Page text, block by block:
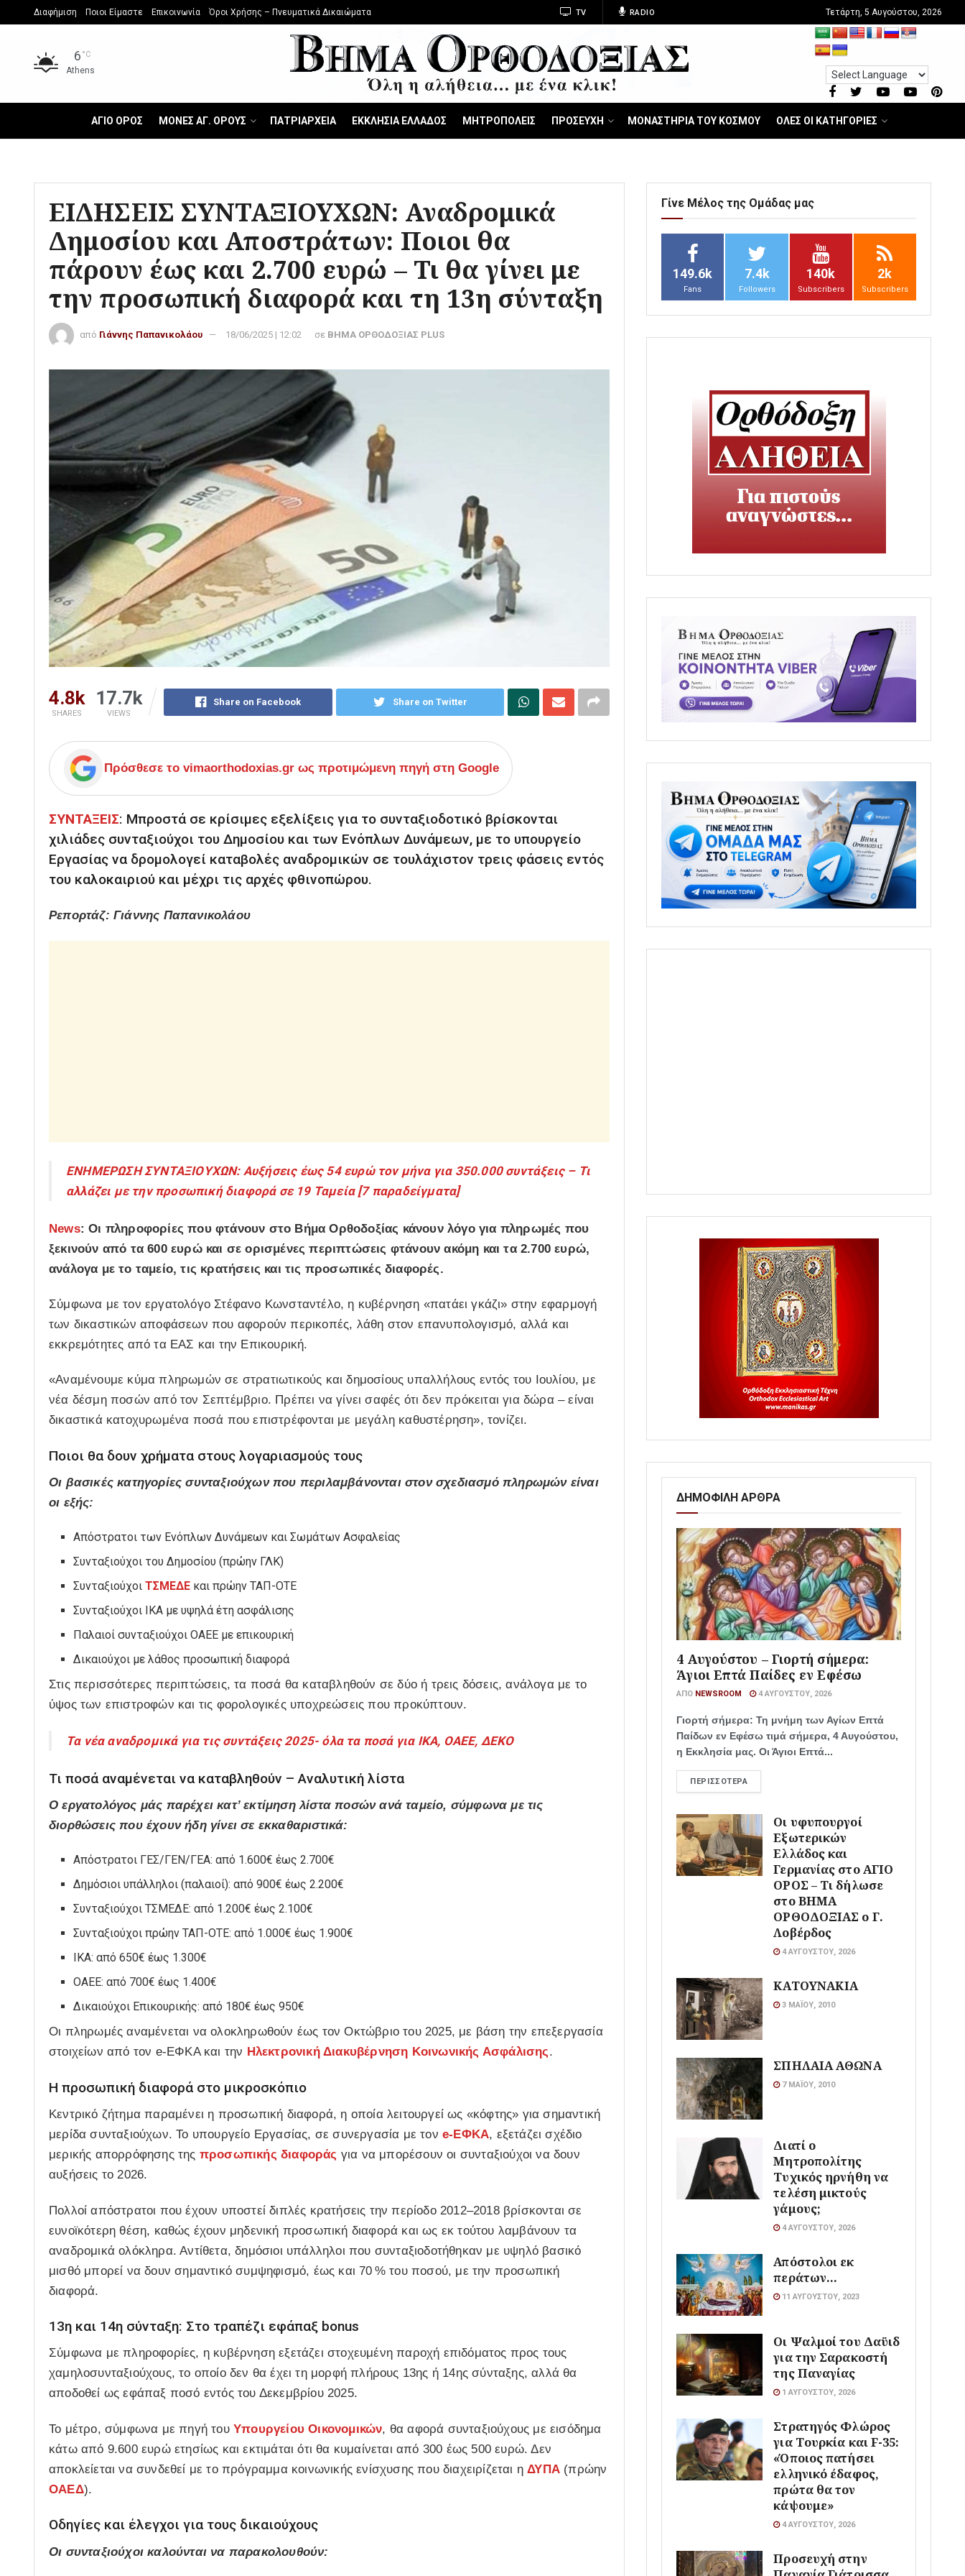
Διαφήμιση Ποιοι Είμαστε Επικοινωνία Όροι Χρήσης – Πνευματικά Δικαιώματα TV RADIO Τετάρτη, 5 Αυγούστου, 2026
6 °C
Athens
ΑΓΙΟ ΟΡΟΣ ΜΟΝΕΣ ΑΓ. ΟΡΟΥΣ ΠΑΤΡΙΑΡΧΕΙΑ ΕΚΚΛΗΣΙΑ ΕΛΛΑΔΟΣ ΜΗΤΡΟΠΟΛΕΙΣ ΠΡΟΣΕΥΧΗ ΜΟΝΑΣΤΗΡΙΑ ΤΟΥ ΚΟΣΜΟΥ ΟΛΕΣ ΟΙ ΚΑΤΗΓΟΡΙΕΣ
ΕΙΔΗΣΕΙΣ ΣΥΝΤΑΞΙΟΥΧΩΝ: Αναδρομικά
Δημοσίου και Αποστράτων: Ποιοι θα
πάρουν έως και 2.700 ευρώ – Τι θα γίνει με
την προσωπική διαφορά και τη 13η σύνταξη
από Γιάννης Παπανικολάου 18/06/2025 | 12:02 σε ΒΗΜΑ ΟΡΘΟΔΟΞΙΑΣ PLUS
4.8k
SHARES
17.7k
VIEWS
Share on Facebook Share on Twitter
Πρόσθεσε το vimaorthodoxias.gr ως προτιμώμενη πηγή στη Google
ΣΥΝΤΑΞΕΙΣ: Μπροστά σε κρίσιμες εξελίξεις για το συνταξιοδοτικό βρίσκονται
χιλιάδες συνταξιούχοι του Δημοσίου και των Ενόπλων Δυνάμεων, με το υπουργείο
Εργασίας να δρομολογεί καταβολές αναδρομικών σε τουλάχιστον τρεις φάσεις εντός
του καλοκαιριού και μέχρι τις αρχές φθινοπώρου.
Ρεπορτάζ: Γιάννης Παπανικολάου
ΕΝΗΜΕΡΩΣΗ ΣΥΝΤΑΞΙΟΥΧΩΝ: Αυξήσεις έως 54 ευρώ τον μήνα για 350.000 συντάξεις – Τι
αλλάζει με την προσωπική διαφορά σε 19 Ταμεία [7 παραδείγματα]
News: Οι πληροφορίες που φτάνουν στο Βήμα Ορθοδοξίας κάνουν λόγο για πληρωμές που
ξεκινούν από τα 600 ευρώ και σε ορισμένες περιπτώσεις φτάνουν ακόμη και τα 2.700 ευρώ,
ανάλογα με το ταμείο, τις κρατήσεις και τις προσωπικές διαφορές.
Σύμφωνα με τον εργατολόγο Στέφανο Κωνσταντέλο, η κυβέρνηση «πατάει γκάζι» στην εφαρμογή
των δικαστικών αποφάσεων που αφορούν περικοπές, λάθη στον επανυπολογισμό, αλλά και
εκκρεμότητες από τα ΕΑΣ και την Επικουρική.
«Αναμένουμε κύμα πληρωμών σε στρατιωτικούς και δημοσίους υπαλλήλους εντός του Ιουλίου, με
νέα δέσμη ποσών από τον Σεπτέμβριο. Πρέπει να γίνει σαφές ότι δεν πρόκειται για δώρα – είναι
δικαστικά κατοχυρωμένα ποσά που επιστρέφονται με μεγάλη καθυστέρηση», τονίζει.
Ποιοι θα δουν χρήματα στους λογαριασμούς τους
Οι βασικές κατηγορίες συνταξιούχων που περιλαμβάνονται στον σχεδιασμό πληρωμών είναι
οι εξής:
Απόστρατοι των Ενόπλων Δυνάμεων και Σωμάτων Ασφαλείας
Συνταξιούχοι του Δημοσίου (πρώην ΓΛΚ)
ΣυνταξιούχοιΤΣΜΕΔΕ και πρώην ΤΑΠ-ΟΤΕ
Συνταξιούχοι ΙΚΑ με υψηλά έτη ασφάλισης
Παλαιοί συνταξιούχοι ΟΑΕΕ με επικουρική
Δικαιούχοι με λάθος προσωπική διαφορά
Στις περισσότερες περιπτώσεις, τα ποσά θα καταβληθούν σε δύο ή τρεις δόσεις, ανάλογα με το
ύψος των επιστροφών και τις φορολογικές υποχρεώσεις που προκύπτουν.
Τα νέα αναδρομικά για τις συντάξεις 2025- όλα τα ποσά για ΙΚΑ, ΟΑΕΕ, ΔΕΚΟ
Τι ποσά αναμένεται να καταβληθούν – Αναλυτική λίστα
Ο εργατολόγος μάς παρέχει κατ’ εκτίμηση λίστα ποσών ανά ταμείο, σύμφωνα με τις
διορθώσεις που έχουν ήδη γίνει σε εκκαθαριστικά:
Απόστρατοι ΓΕΣ/ΓΕΝ/ΓΕΑ: από 1.600€ έως 2.700€
Δημόσιοι υπάλληλοι (παλαιοί): από 900€ έως 2.200€
Συνταξιούχοι ΤΣΜΕΔΕ: από 1.200€ έως 2.100€
Συνταξιούχοι πρώην ΤΑΠ-ΟΤΕ: από 1.000€ έως 1.900€
ΙΚΑ: από 650€ έως 1.300€
ΟΑΕΕ: από 700€ έως 1.400€
Δικαιούχοι Επικουρικής: από 180€ έως 950€
Οι πληρωμές αναμένεται να ολοκληρωθούν έως τον Οκτώβριο του 2025, με βάση την επεξεργασία
στοιχείων από τον e-ΕΦΚΑ και την Ηλεκτρονική Διακυβέρνηση Κοινωνικής Ασφάλισης.
Η προσωπική διαφορά στο μικροσκόπιο
Κεντρικό ζήτημα παραμένει η προσωπική διαφορά, η οποία λειτουργεί ως «κόφτης» για σημαντική
μερίδα συνταξιούχων. Το υπουργείο Εργασίας, σε συνεργασία με τονe-ΕΦΚΑ, εξετάζει σχέδιο
μερικής απορρόφησης της προσωπικής διαφοράς για να μπορέσουν οι συνταξιούχοι να δουν
αυξήσεις το 2026.
Πολλοί απόστρατοι που έχουν υποστεί διπλές κρατήσεις την περίοδο 2012–2018 βρίσκονται σε
ευνοϊκότερη θέση, καθώς έχουν μηδενική προσωπική διαφορά και ως εκ τούτου λαμβάνουν τα
αναδρομικά ολόκληρα. Αντίθετα, δημόσιοι υπάλληλοι που συνταξιοδοτήθηκαν με υψηλό βασικό
μισθό μπορεί να δουν σημαντικό συμψηφισμό, έως και 70 % του ποσού, με την προσωπική
διαφορά.
13η και 14η σύνταξη: Στο τραπέζι εφάπαξ bonus
Σύμφωνα με πληροφορίες, η κυβέρνηση εξετάζει στοχευμένη παροχή επιδόματος προς τους
χαμηλοσυνταξιούχους, το οποίο δεν θα έχει τη μορφή πλήρους 13ης ή 14ης σύνταξης, αλλά θα
αποδοθεί ως εφάπαξ ποσό εντός του Δεκεμβρίου 2025.
Το μέτρο, σύμφωνα με πηγή του Υπουργείου Οικονομικών, θα αφορά συνταξιούχους με εισόδημα
κάτω από 9.600 ευρώ ετησίως και εκτιμάται ότι θα κυμαίνεται από 300 έως 500 ευρώ. Δεν
αποκλείεται να συνδεθεί με το πρόγραμμα κοινωνικής ενίσχυσης που διαχειρίζεται ηΔΥΠΑ (πρώην
ΟΑΕΔ).
Οδηγίες και έλεγχοι για τους δικαιούχους
Οι συνταξιούχοι καλούνται να παρακολουθούν:
Γίνε Μέλος της Ομάδας μας
149.6k
Fans
7.4k
Followers
140k
Subscribers
2k
Subscribers
ΔΗΜΟΦΙΛΗ ΑΡΘΡΑ
4 Αυγούστου – Γιορτή σήμερα:
Άγιοι Επτά Παίδες εν Εφέσω
ΑΠΌ NEWSROOM 4 ΑΥΓΟΎΣΤΟΥ, 2026
Γιορτή σήμερα: Τη μνήμη των Αγίων Επτά
Παίδων εν Εφέσω τιμά σήμερα, 4 Αυγούστου,
η Εκκλησία μας. Οι Άγιοι Επτά...
ΠΕΡΙΣΣΌΤΕΡΑ
Οι υφυπουργοί
Εξωτερικών
Ελλάδος και
Γερμανίας στο ΑΓΙΟ
ΟΡΟΣ – Τι δήλωσε
στο ΒΗΜΑ
ΟΡΘΟΔΟΞΙΑΣ ο Γ.
Λοβέρδος
4 ΑΥΓΟΎΣΤΟΥ, 2026
ΚΑΤΟΥΝΑΚΙΑ
3 ΜΑΪ́ΟΥ, 2010
ΣΠΗΛΑΙΑ ΑΘΩΝΑ
7 ΜΑΪ́ΟΥ, 2010
Διατί ο
Μητροπολίτης
Τυχικός ηρνήθη να
τελέση μικτούς
γάμους;
4 ΑΥΓΟΎΣΤΟΥ, 2026
Απόστολοι εκ
περάτων…
11 ΑΥΓΟΎΣΤΟΥ, 2023
Οι Ψαλμοί του Δαϋιδ
για την Σαρακοστή
της Παναγίας
1 ΑΥΓΟΎΣΤΟΥ, 2026
Στρατηγός Φλώρος
για Τουρκία και F-35:
«Όποιος πατήσει
ελληνικό έδαφος,
πρώτα θα τον
κάψουμε»
4 ΑΥΓΟΎΣΤΟΥ, 2026
Προσευχή στην